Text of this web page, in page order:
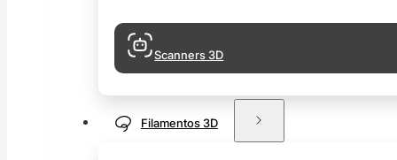
Scanners 3D
Filamentos 3D